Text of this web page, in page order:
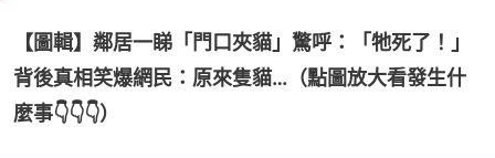
【圖輯】鄰居一睇「門口夾貓」驚呼：「牠死了！」
背後真相笑爆網民：原來隻貓…（點圖放大看發生什
麼事👇👇👇）